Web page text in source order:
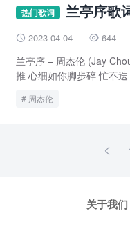
热门歌词 兰亭序歌
 2023-04-04  644
兰亭序 – 周杰伦 (Jay
推 心细如你脚步碎 忙不
周杰伦

关于我们